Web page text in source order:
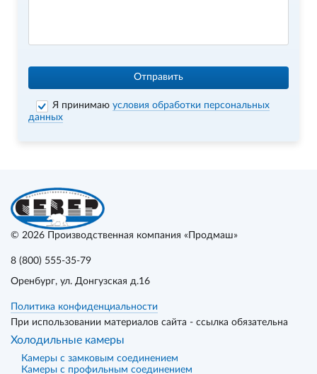
Отправить
Я принимаюусловия обработки персональных
данных
© 2026 Производственная компания «Продмаш»
8 (800) 555-35-79
Оренбург, ул. Донгузская д.16
Политика конфиденциальности
При использовании материалов сайта - ссылка обязательна
Холодильные камеры
Камеры с замковым соединением
Камеры с профильным соединением